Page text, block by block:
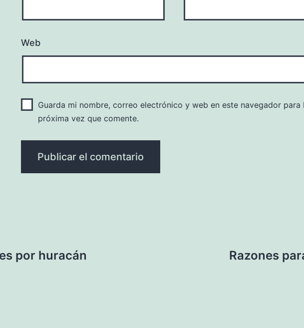
Web
Guarda mi nombre, correo electrónico y web en este navegador para
próxima vez que comente.
por huracán Razones